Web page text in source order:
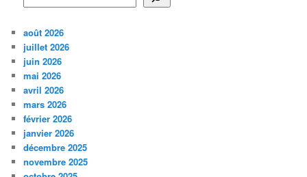
août 2026
juillet 2026
juin 2026
mai 2026
avril 2026
mars 2026
février 2026
janvier 2026
décembre 2025
novembre 2025